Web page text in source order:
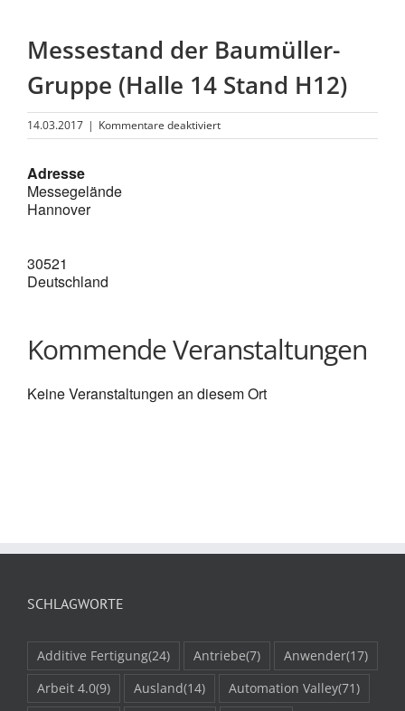
Messestand der Baumüller-
Gruppe (Halle 14 Stand H12)
14.03.2017 | Kommentare deaktiviertfür
Messestand
Adresse
Messegelände
Hannover
30521
Deutschland
Kommende Veranstaltungen
Keine Veranstaltungen an diesem Ort
SCHLAGWORTE
Additive Fertigung(24) Antriebe(7) Anwender(17)
Arbeit 4.0(9) Ausland(14) Automation Valley(71)